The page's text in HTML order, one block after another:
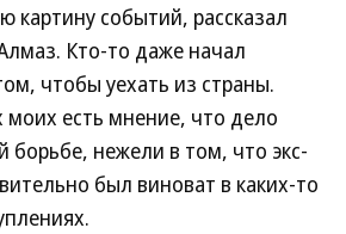
картину событий, рассказал
Кто-то даже начал
чтобы уехать из страны.
есть мнение, что дело
борьбе, нежели в том, что экс-
был виноват в каких-то